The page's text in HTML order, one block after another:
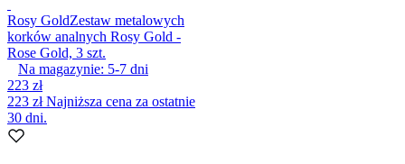
Rosy GoldZestaw metalowych
korków analnych Rosy Gold -
Rose Gold, 3 szt.
Na magazynie: 5-7 dni
223 zł
223 złNajniższa cena za ostatnie
30 dni.